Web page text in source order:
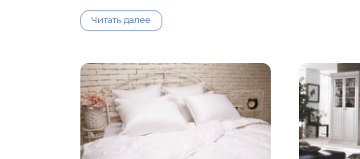
Читать далее